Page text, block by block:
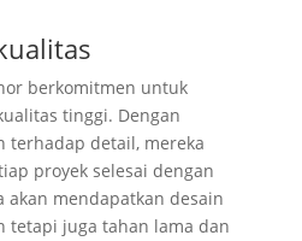
berkomitmen untuk
tinggi. Dengan
terhadap detail, mereka
proyek selesai dengan
mendapatkan desain
tetapi juga tahan lama dan